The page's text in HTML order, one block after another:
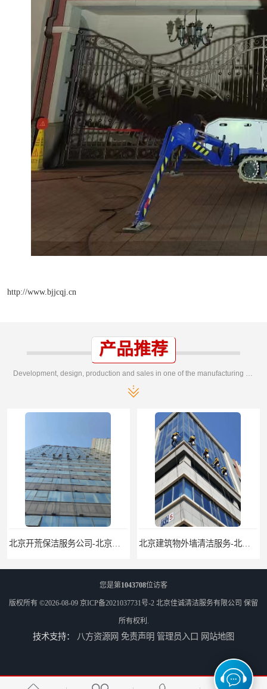
http://www.bjjcqj.cn
产品推荐
您是第1043708位访客
版权所有 ©2026-08-09 京ICP备2021037731号-2 北京佳诚清洁服务有限公司 保留
所有权利.
技术支持： 八方资源网 免责声明 管理员入口 网站地图